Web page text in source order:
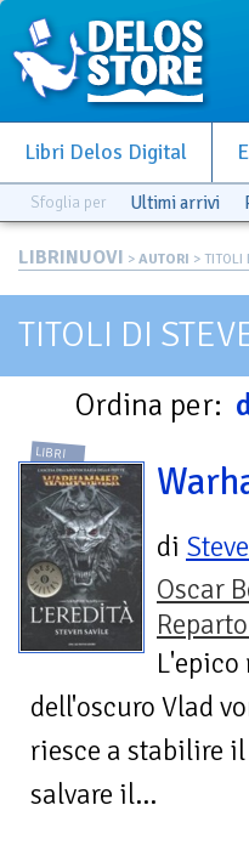
Libri Delos Digital
Sfoglia per Ultimi arrivi
LIBRINUOVI > AUTORI > TITOLI
TITOLI DI
Ordina per:
LIBRI
di
Oscar
dell'oscuro Vlad
riesce a stabilire
salvare il...